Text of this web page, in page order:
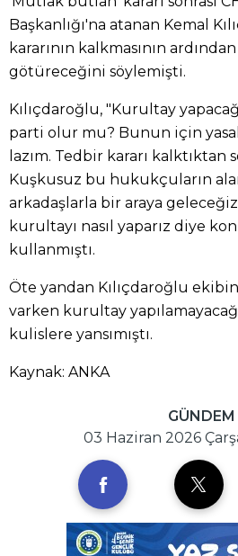
Başkanlığı'na atanan Kemal
kararının kalkmasının
götüreceğini söylemişti.
Kılıçdaroğlu, "Kurultay
parti olur mu? Bunun için yasal
lazım. Tedbir kararı kalktıktan
Kuşkusuz bu hukukçuların
arkadaşlarla bir araya
kurultayı nasıl yaparız diye
kullanmıştı.
Öte yandan Kılıçdaroğlu
varken kurultay
kulislere yansımıştı.
Kaynak: ANKA
GÜNDEM
03 Haziran 2026